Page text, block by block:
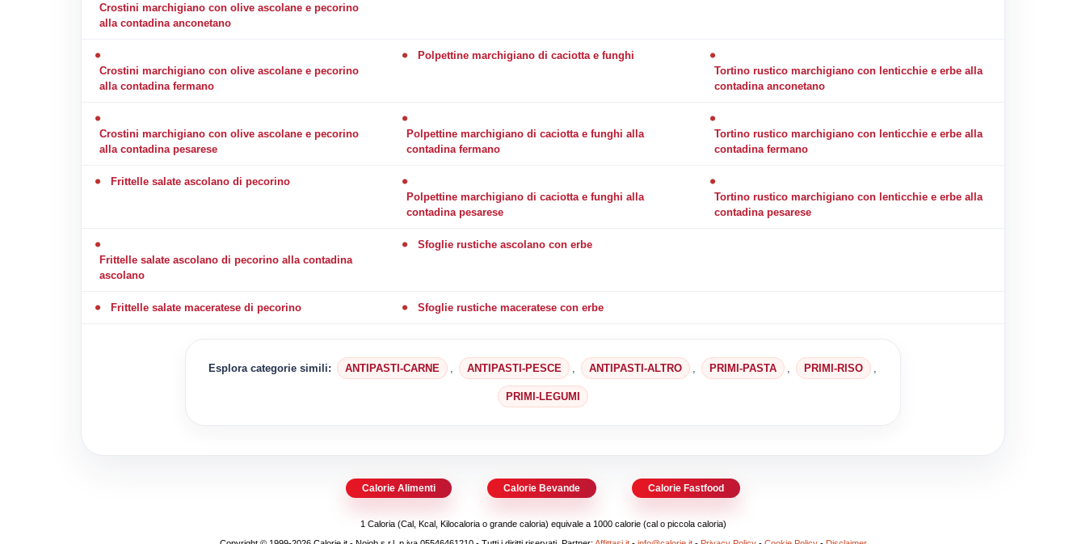
Crostini marchigiano con olive ascolane e pecorino
alla contadina anconetano
Crostini marchigiano con olive ascolane e pecorino
alla contadina fermano
Polpettine marchigiano di caciotta e funghi
Tortino rustico marchigiano con lenticchie e erbe alla
contadina anconetano
Crostini marchigiano con olive ascolane e pecorino
alla contadina pesarese
Polpettine marchigiano di caciotta e funghi alla
contadina fermano
Tortino rustico marchigiano con lenticchie e erbe alla
contadina fermano
Frittelle salate ascolano di pecorino
Polpettine marchigiano di caciotta e funghi alla
contadina pesarese
Tortino rustico marchigiano con lenticchie e erbe alla
contadina pesarese
Frittelle salate ascolano di pecorino alla contadina
ascolano
Sfoglie rustiche ascolano con erbe
Frittelle salate maceratese di pecorino Sfoglie rustiche maceratese con erbe
Esplora categorie simili: ANTIPASTI-CARNE ANTIPASTI-PESCE ANTIPASTI-ALTRO PRIMI-PASTA PRIMI-RISO
PRIMI-LEGUMI
Calorie Alimenti Calorie Bevande Calorie Fastfood
1 Caloria (Cal, Kcal, Kilocaloria o grande caloria) equivale a 1000 calorie (cal o piccola caloria)